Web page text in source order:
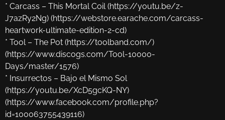
* Carcass – This Mortal Coil (https://youtu.be/z-
J7azRy2Ng) (https://webstore.earache.com/carcass-
heartwork-ultimate-edition-2-cd)
* Tool – The Pot (https://toolband.com/)
(https://www.discogs.com/Tool-10000-
Days/master/1576)
* Insurrectos – Bajo el Mismo Sol
(https://youtu.be/XcD5gcKQ-NY)
(https://www.facebook.com/profile.php?
id=100063755439116)